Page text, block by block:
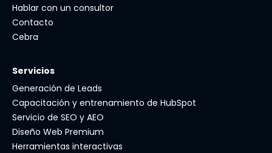
Hablar con un consultor
Contacto
Cebra
Servicios
Generación de Leads
Capacitación y entrenamiento de HubSpot
Servicio de SEO y AEO
Diseño Web Premium
Herramientas interactivas